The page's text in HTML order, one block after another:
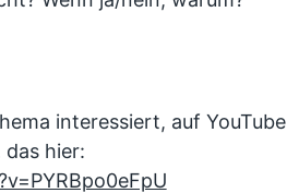
interessiert, auf YouTube
das hier: